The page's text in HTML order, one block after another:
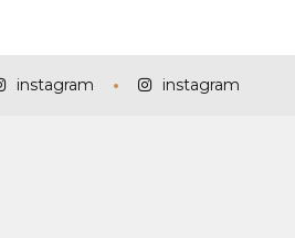
instagram instagram